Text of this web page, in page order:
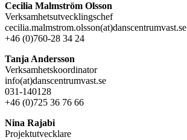
Cecilia Malmström Olsson
Verksamhetsutvecklingschef
cecilia.malmstrom.olsson(at)danscentrumvast.se
+46 (0)760-28 34 24
Tanja Andersson
Verksamhetskoordinator
info(at)danscentrumvast.se
031-140128
+46 (0)725 36 76 66
Nina Rajabi
Projektutvecklare